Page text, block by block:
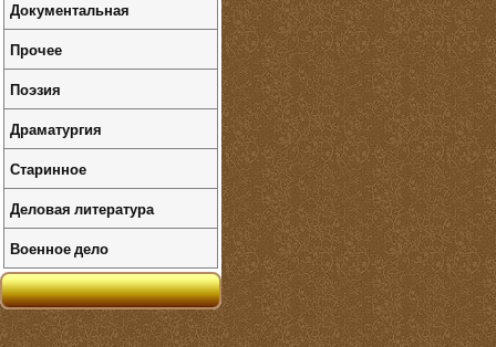
Документальная
Прочее
Поэзия
Драматургия
Старинное
Деловая литература
Военное дело